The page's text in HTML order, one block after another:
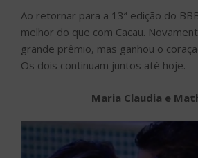
Ao retornar para a 13ª edição do
melhor do que com Cacau.
grande prêmio, mas ganhou o
Os dois continuam juntos até hoje.
Maria Claudia e